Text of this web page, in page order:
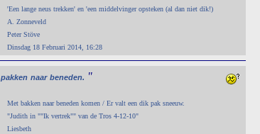
'Een lange neus trekken' en 'een middelvinger opsteken (al dan niet dik!)
A. Zonneveld
Peter Stöve
Dinsdag 18 Februari 2014, 16:28
pakken naar beneden. "
Met bakken naar beneden komen / Er valt een dik pak sneeuw.
"Judith in ""Ik vertrek"" van de Tros 4-12-10"
Liesbeth